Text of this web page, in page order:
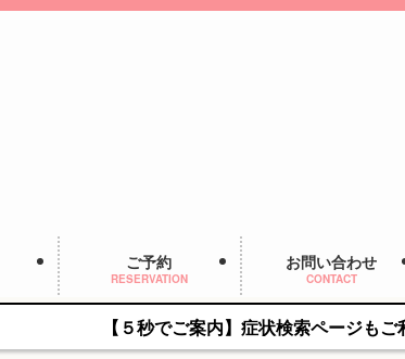
ご予約
RESERVATION
お問い合わせ
CONTACT
【５秒でご案内】症状検索ページもご利用ください